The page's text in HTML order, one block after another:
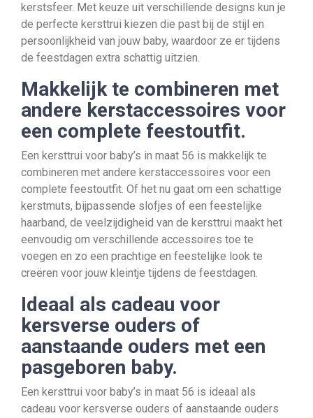
kerstsfeer. Met keuze uit verschillende designs kun je
de perfecte kersttrui kiezen die past bij de stijl en
persoonlijkheid van jouw baby, waardoor ze er tijdens
de feestdagen extra schattig uitzien.
Makkelijk te combineren met
andere kerstaccessoires voor
een complete feestoutfit.
Een kersttrui voor baby’s in maat 56 is makkelijk te
combineren met andere kerstaccessoires voor een
complete feestoutfit. Of het nu gaat om een schattige
kerstmuts, bijpassende slofjes of een feestelijke
haarband, de veelzijdigheid van de kersttrui maakt het
eenvoudig om verschillende accessoires toe te
voegen en zo een prachtige en feestelijke look te
creëren voor jouw kleintje tijdens de feestdagen.
Ideaal als cadeau voor
kersverse ouders of
aanstaande ouders met een
pasgeboren baby.
Een kersttrui voor baby’s in maat 56 is ideaal als
cadeau voor kersverse ouders of aanstaande ouders